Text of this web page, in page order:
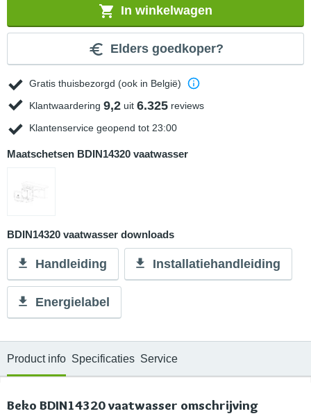
In winkelwagen
Elders goedkoper?
Gratis thuisbezorgd (ook in België)
Klantwaardering 9,2 uit 6.325 reviews
Klantenservice geopend tot 23:00
Maatschetsen BDIN14320 vaatwasser
BDIN14320 vaatwasser downloads
Handleiding Installatiehandleiding
Energielabel
Product info Specificaties Service
Beko BDIN14320 vaatwasser omschrijving